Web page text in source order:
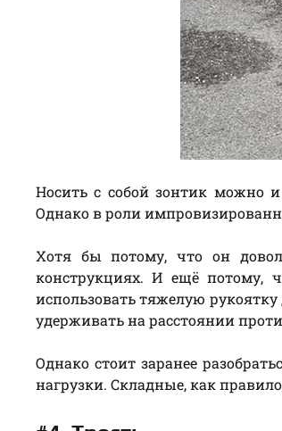
Носить с собой зонтик можно
Однако в роли
Хотя бы потому, что он
конструкциях. И ещё
использовать тяжелую
удерживать на расстоянии
Однако стоит заранее
нагрузки. Складные, как